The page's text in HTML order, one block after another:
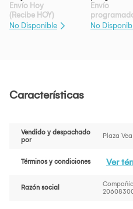
Envío Hoy
(Recibe HOY)
No Disponible
Envío
No
Características
Vendido y despachado
por
Plaza Vea
Términos y condiciones Ver
Razón social